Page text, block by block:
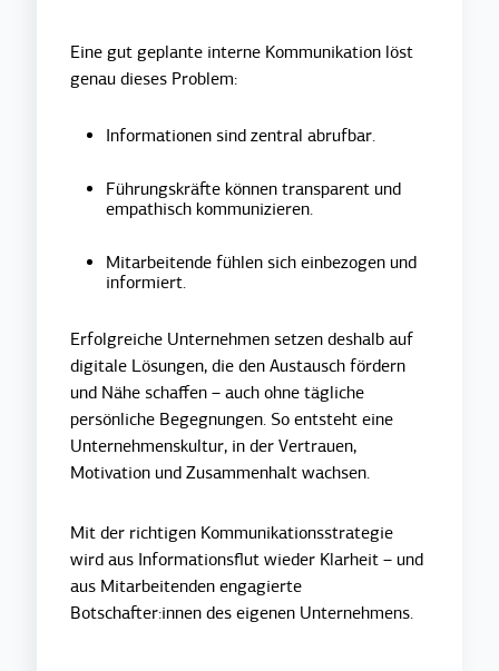
Eine gut geplante interne Kommunikation löst
genau dieses Problem:
Informationen sind zentral abrufbar.
Führungskräfte können transparent und
empathisch kommunizieren.
Mitarbeitende fühlen sich einbezogen und
informiert.
Erfolgreiche Unternehmen setzen deshalb auf
digitale Lösungen, die den Austausch fördern
und Nähe schaffen – auch ohne tägliche
persönliche Begegnungen. So entsteht eine
Unternehmenskultur, in der Vertrauen,
Motivation und Zusammenhalt wachsen.
Mit der richtigen Kommunikationsstrategie
wird aus Informationsflut wieder Klarheit – und
aus Mitarbeitenden engagierte
Botschafter:innen des eigenen Unternehmens.